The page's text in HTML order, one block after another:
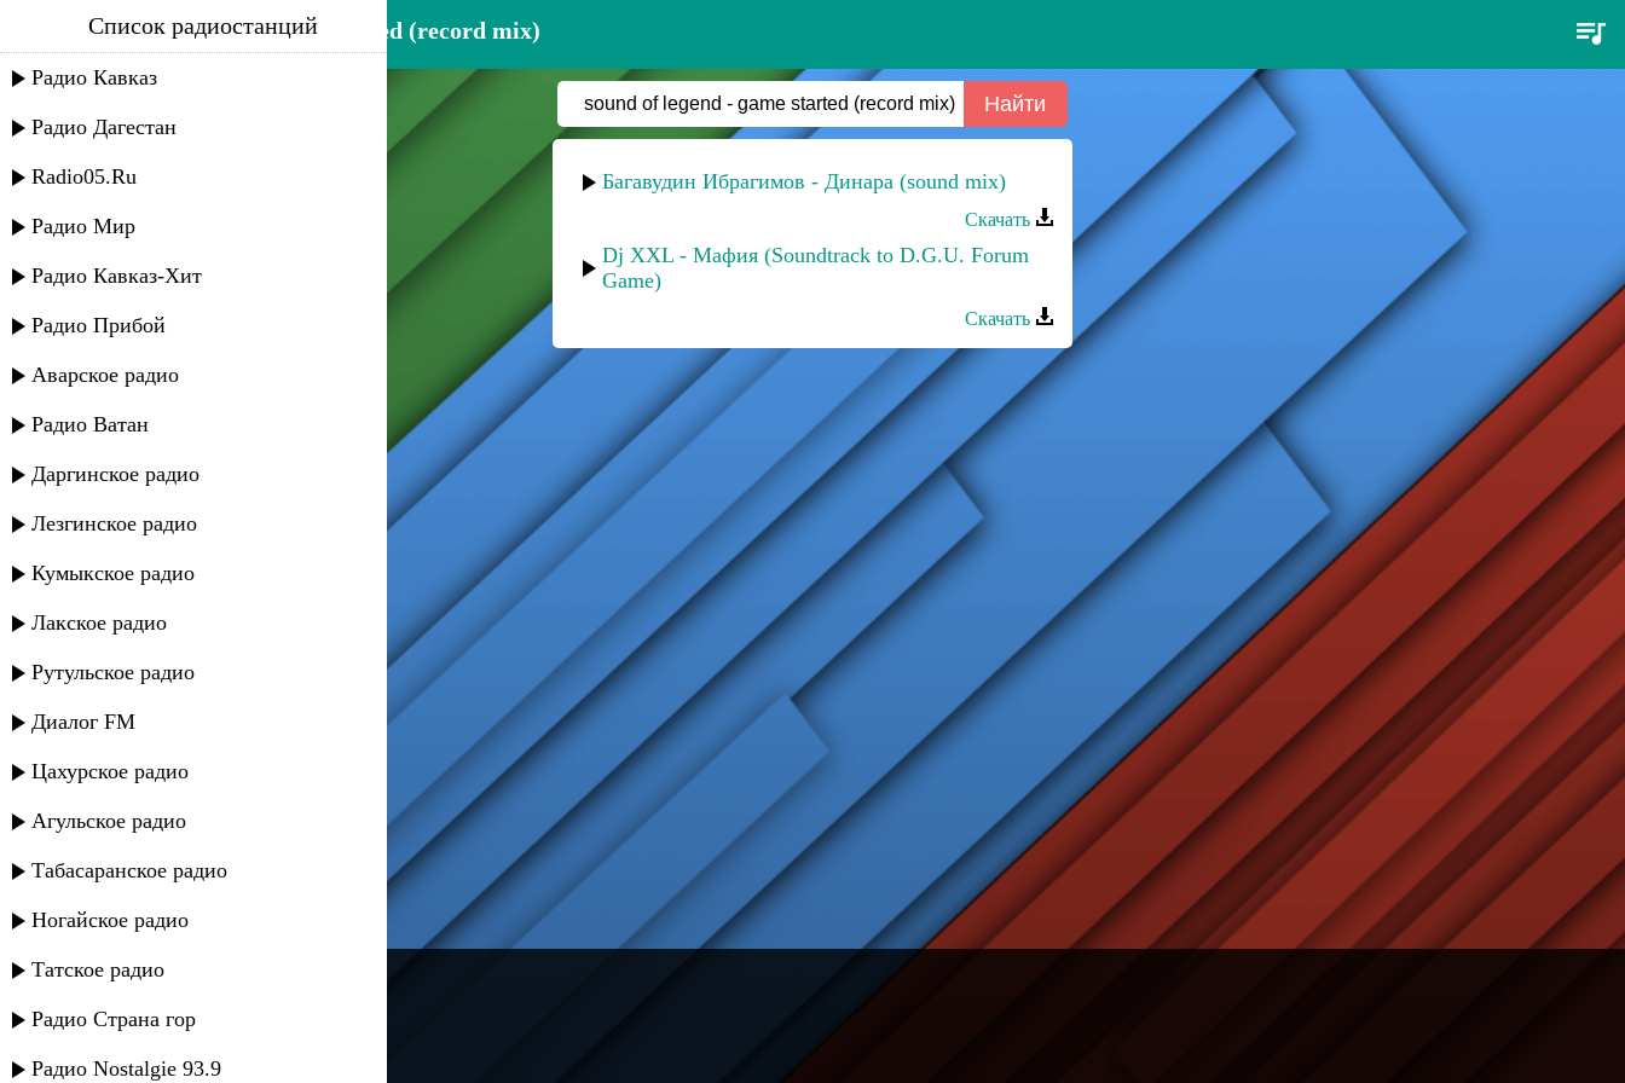
sound of legend - game started (record mix)
Список радиостанций
Радио Кавказ
Радио Дагестан
Radio05.Ru
Радио Мир
Радио Кавказ-Хит
Радио Прибой
Аварское радио
Радио Ватан
Даргинское радио
Лезгинское радио
Кумыкское радио
Лакское радио
Рутульское радио
Диалог FM
Цахурское радио
Агульское радио
Табасаранское радио
Ногайское радио
Татское радио
Радио Страна гор
Радио Nostalgie 93.9
Багавудин Ибрагимов - Динара (sound mix)
Скачать
Dj XXL - Мафия (Soundtrack to D.G.U. Forum
Game)
Скачать
---
Русское радио